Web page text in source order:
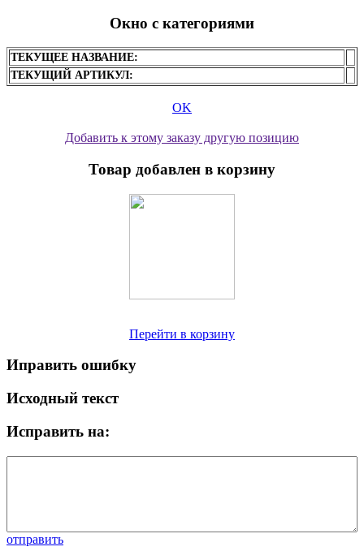
Окно с категориями
ТЕКУЩЕЕ НАЗВАНИЕ:
ТЕКУЩИЙ АРТИКУЛ:
OK
Добавить к этому заказу другую позицию
Товар добавлен в корзину
Перейти в корзину
Иправить ошибку
Исходный текст
Исправить на:
отправить